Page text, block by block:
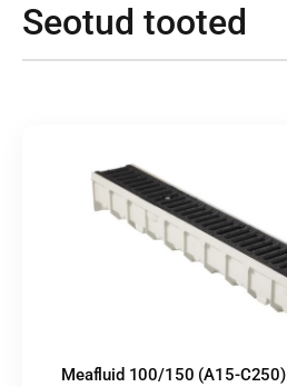
Seotud tooted
Meafluid 100/150 (A15-C250)